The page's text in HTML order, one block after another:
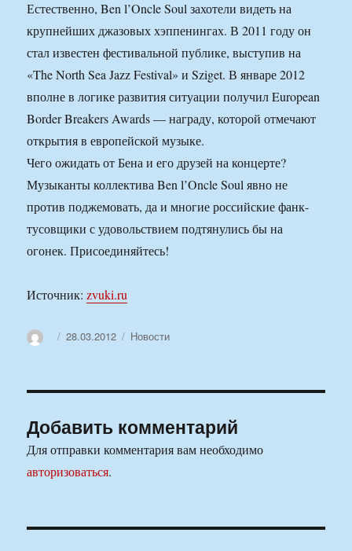
Естественно, Ben l’Oncle Soul захотели видеть на
крупнейших джазовых хэппенингах. В 2011 году он
стал известен фестивальной публике, выступив на
«The North Sea Jazz Festival» и Sziget. В январе 2012
вполне в логике развития ситуации получил European
Border Breakers Awards — награду, которой отмечают
открытия в европейской музыке.
Чего ожидать от Бена и его друзей на концерте?
Музыканты коллектива Ben l’Oncle Soul явно не
против поджемовать, да и многие российские фанк-
тусовщики с удовольствием подтянулись бы на
огонек. Присоединяйтесь!
Источник:zvuki.ru
АвторОпубликовано
28.03.2012 Рубрики
Новости
Добавить комментарий
Для отправки комментария вам необходимо
авторизоваться.